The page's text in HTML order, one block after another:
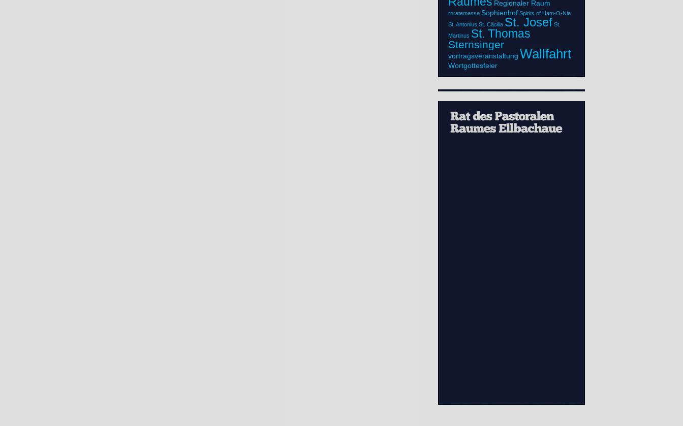
Regionaler Raum
roratemesse Sophienhof Spirits of Ham-O-Nie
St. Antonius St. Cäcilia St. Josef St.
Martinus St. Thomas
Sternsinger
vortragsveranstaltung Wallfahrt
Wortgottesfeier